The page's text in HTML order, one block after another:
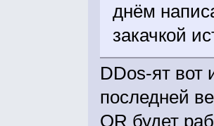
днём
закачкой
DDos-ят
последней
QR будет